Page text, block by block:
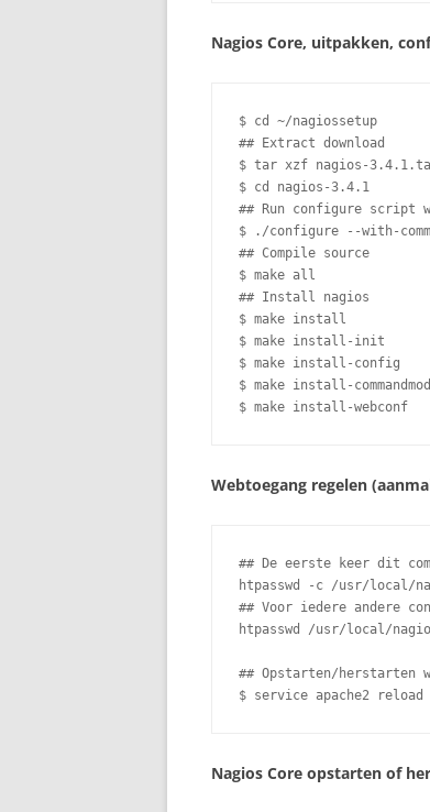
Nagios Core, uitpakken,
$ cd ~/nagiossetup
## Extract download
$ tar xzf nagios-
$ cd nagios-3.4.1
## Run configure script
$ ./configure --with-
## Compile source
$ make all
## Install nagios
$ make install
$ make install-init
$ make install-config
$ make install-
$ make install-webconf
Webtoegang regelen
## De eerste keer dit
htpasswd -c /usr/local/
## Voor iedere andere
htpasswd /usr/local/
## Opstarten/herstarten
$ service apache2
Nagios Core opstarten of